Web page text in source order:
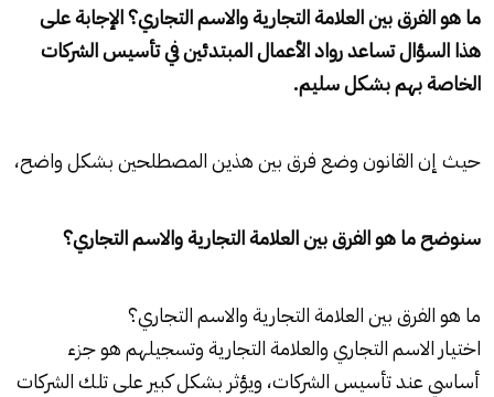
ما هو الفرق بين العلامة التجارية والاسم التجاري؟ الإجابة على
هذا السؤال تساعد رواد الأعمال المبتدئين في تأسيس الشركات
الخاصة بهم بشكل سليم.
حيث إن القانون وضع فرق بين هذين المصطلحين بشكل واضح،
سنوضح ما هو الفرق بين العلامة التجارية والاسم التجاري؟
ما هو الفرق بين العلامة التجارية والاسم التجاري؟
اختيار الاسم التجاري والعلامة التجارية وتسجيلهم هو جزء
أساسي عند تأسيس الشركات، ويؤثر بشكل كبير على تلك الشركات